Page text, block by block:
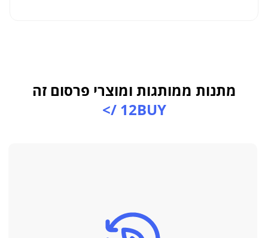
מתנות ממותגות ומוצרי פרסום זה
12BUY />